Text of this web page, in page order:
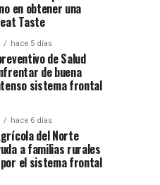
en obtener una
Taste
hace 5 días
de Salud
de buena
sistema frontal
hace 6 días
del Norte
a familias rurales
el sistema frontal